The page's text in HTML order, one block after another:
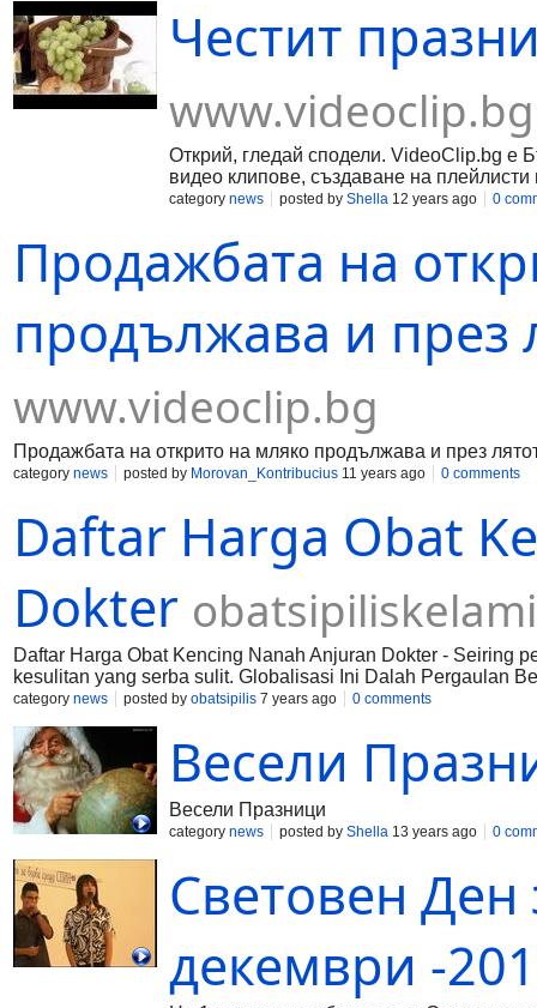
Честит
www.videoclip.bg
Открий, гледай сподели. VideoClip.bg е
видео клипове, създаване на плейлисти
category news posted by Shella 12 years ago 0
Продажбата на
продължава и през
www.videoclip.bg
Продажбата на открито на мляко продължава и през
category news posted by Morovan_Kontribucius 11 years ago 0 comments
Daftar Harga Obat
Dokter
Daftar Harga Obat Kencing Nanah Anjuran Dokter - Seiring
kesulitan yang serba sulit. Globalisasi Ini Dalah Pergaulan
lembab sosial ataupu dalam tubuh kita. Salah satu
jenis penyakit yang menyerang jenis kelamin. Penyakit ini
singa atau kencing nanah ini adalahsalah satu penyakit
bakteri yang cukup berisiko menyerang perangkat kelamin.
samping itu, penyebab berbeda dari penyakit ini
category news posted by obatsipilis 7 years ago 0 comments
Весели
Весели Празници
category news posted by Shella 13 years ago 0
Световен
декември -